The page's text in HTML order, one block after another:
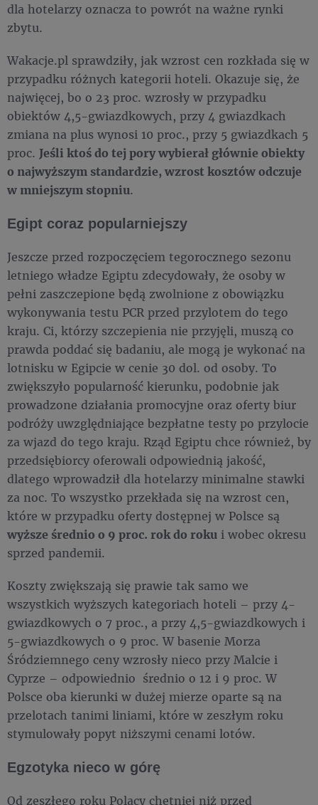
dla hotelarzy oznacza to powrót na ważne rynki
zbytu.
Wakacje.pl sprawdziły, jak wzrost cen rozkłada się w
przypadku różnych kategorii hoteli. Okazuje się, że
najwięcej, bo o 23 proc. wzrosły w przypadku
obiektów 4,5-gwiazdkowych, przy 4 gwiazdkach
zmiana na plus wynosi 10 proc., przy 5 gwiazdkach 5
proc. Jeśli ktoś do tej pory wybierał głównie obiekty
o najwyższym standardzie, wzrost kosztów odczuje
w mniejszym stopniu.
Egipt coraz popularniejszy
Jeszcze przed rozpoczęciem tegorocznego sezonu
letniego władze Egiptu zdecydowały, że osoby w
pełni zaszczepione będą zwolnione z obowiązku
wykonywania testu PCR przed przylotem do tego
kraju. Ci, którzy szczepienia nie przyjęli, muszą co
prawda poddać się badaniu, ale mogą je wykonać na
lotnisku w Egipcie w cenie 30 dol. od osoby. To
zwiększyło popularność kierunku, podobnie jak
prowadzone działania promocyjne oraz oferty biur
podróży uwzględniające bezpłatne testy po przylocie
za wjazd do tego kraju. Rząd Egiptu chce również, by
przedsiębiorcy oferowali odpowiednią jakość,
dlatego wprowadził dla hotelarzy minimalne stawki
za noc. To wszystko przekłada się na wzrost cen,
które w przypadku oferty dostępnej w Polsce są
wyższe średnio o 9 proc. rok do roku i wobec okresu
sprzed pandemii.
Koszty zwiększają się prawie tak samo we
wszystkich wyższych kategoriach hoteli – przy 4-
gwiazdkowych o 7 proc., a przy 4,5-gwiazdkowych i
5-gwiazdkowych o 9 proc. W basenie Morza
Śródziemnego ceny wzrosły nieco przy Malcie i
Cyprze – odpowiednio średnio o 12 i 9 proc. W
Polsce oba kierunki w dużej mierze oparte są na
przelotach tanimi liniami, które w zeszłym roku
stymulowały popyt niższymi cenami lotów.
Egzotyka nieco w górę
Od zeszłego roku Polacy chętniej niż przed